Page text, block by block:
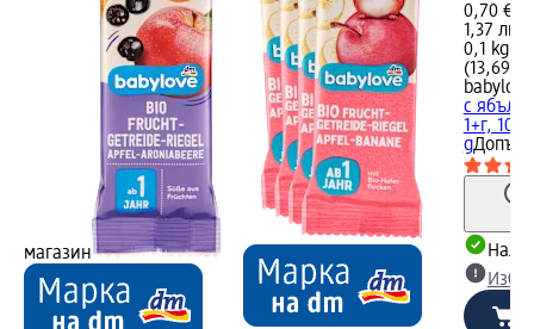
магазин
0,70 €
1,37 лв.
0,1 kg
(13,69
babylove
с
1+г, 100
g